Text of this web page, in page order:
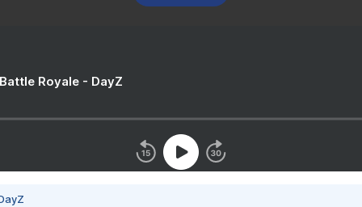
Royale - DayZ